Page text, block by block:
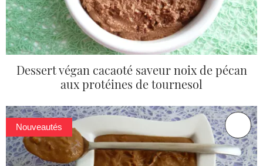
Dessert végan cacaoté saveur noix de pécan
aux protéines de tournesol
Nouveautés